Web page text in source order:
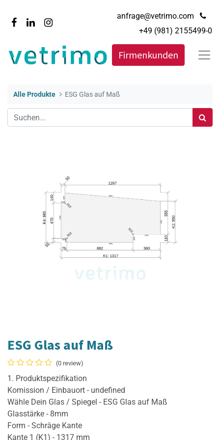
anfrage@vetrimo.com
+49 (981) 2155499-0
Firmenkunden
Alle Produkte ESG Glas auf Maß
ESG Glas auf Maß
(0 review)
1. Produktspezifikation
Komission / Einbauort - undefined
Wähle Dein Glas / Spiegel - ESG Glas auf Maß
Glasstärke - 8mm
Form - Schräge Kante
Kante 1 (K1) - 1317 mm